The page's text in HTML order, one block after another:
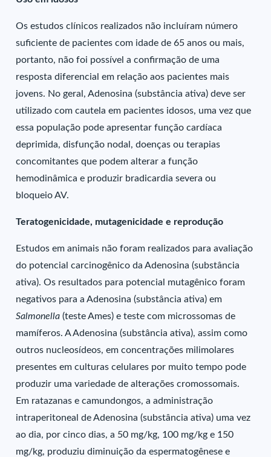
Os estudos clínicos realizados não incluíram número
suficiente de pacientes com idade de 65 anos ou mais,
portanto, não foi possível a confirmação de uma
resposta diferencial em relação aos pacientes mais
jovens. No geral, Adenosina (substância ativa) deve ser
utilizado com cautela em pacientes idosos, uma vez que
essa população pode apresentar função cardíaca
deprimida, disfunção nodal, doenças ou terapias
concomitantes que podem alterar a função
hemodinâmica e produzir bradicardia severa ou
bloqueio AV.
Teratogenicidade, mutagenicidade e reprodução
Estudos em animais não foram realizados para avaliação
do potencial carcinogênico da Adenosina (substância
ativa). Os resultados para potencial mutagênico foram
negativos para a Adenosina (substância ativa) em
Salmonella (teste Ames) e teste com microssomas de
mamíferos. A Adenosina (substância ativa), assim como
outros nucleosídeos, em concentrações milimolares
presentes em culturas celulares por muito tempo pode
produzir uma variedade de alterações cromossomais.
Em ratazanas e camundongos, a administração
intraperitoneal de Adenosina (substância ativa) uma vez
ao dia, por cinco dias, a 50 mg/kg, 100 mg/kg e 150
mg/kg, produziu diminuição da espermatogênese e